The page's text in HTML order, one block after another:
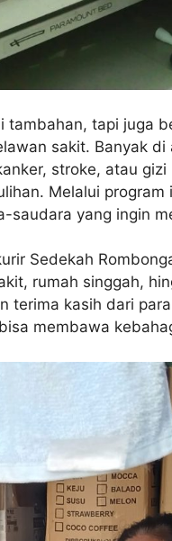
tambahan, tapi juga
sakit. Banyak
stroke, atau
Melalui
saudara yang ingin
Sedekah
rumah singgah,
terima kasih dari
membawa